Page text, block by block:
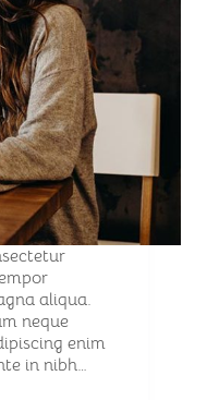
aliqua.
neque
enim
in nibh…